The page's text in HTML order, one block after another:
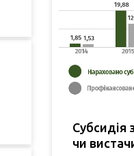
Субсидія
чи